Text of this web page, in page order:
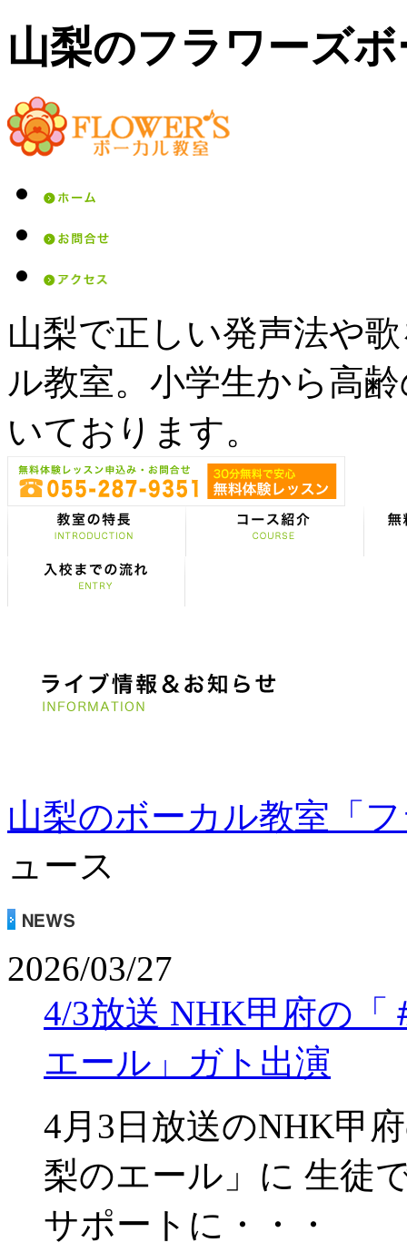
山梨のフラワーズ
山梨で正しい発声法や
ル教室。小学生から高
いております。
山梨のボーカル教室「
ュース
2026/03/27
4/3放送 NHK甲府の
エール」ガト出演
4月3日放送のNHK甲
梨のエール」に 生徒
サポートに・・・